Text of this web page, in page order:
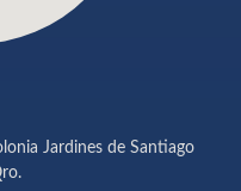
Jardines de Santiago